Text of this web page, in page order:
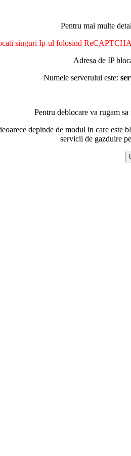
Pentru mai multe
singuri Ip-ul folosind
Adresa de IP
Numele serverului este:
Pentru deblocare va rugam
depinde de modul in care
servicii de gazduire